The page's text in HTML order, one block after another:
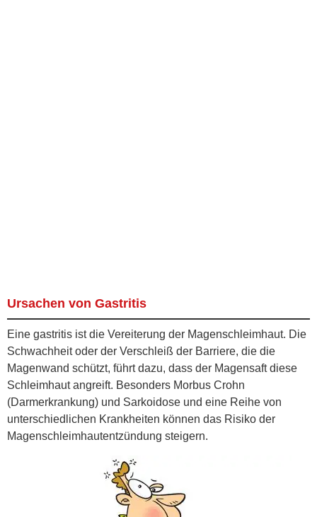
Ursachen von Gastritis
Eine gastritis ist die Vereiterung der Magenschleimhaut. Die
Schwachheit oder der Verschleiß der Barriere, die die
Magenwand schützt, führt dazu, dass der Magensaft diese
Schleimhaut angreift. Besonders Morbus Crohn
(Darmerkrankung) und Sarkoidose und eine Reihe von
unterschiedlichen Krankheiten können das Risiko der
Magenschleimhautentzündung steigern.